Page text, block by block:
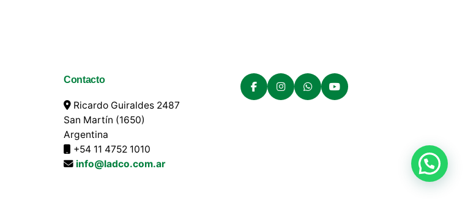
Contacto
Ricardo Guiraldes 2487
San Martín (1650)
Argentina
+54 11 4752 1010
info@ladco.com.ar